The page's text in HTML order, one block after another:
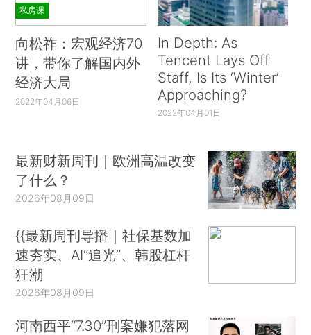
私房课
向松祚：宏观经济70
讲，带你了解国内外
经济大局
2022年04月06日
In Depth: As
Tencent Lays Off
Staff, Is Its ‘Winter’
Approaching?
2022年04月01日
最新财新周刊｜欧洲高温改变
了什么？
2026年08月09日
{{最新周刊导播｜社保基数加
速夯实、AI“追光”、韩股杠杆
狂潮
2026年08月09日
河南西平“7.30”刑案嫌犯落网